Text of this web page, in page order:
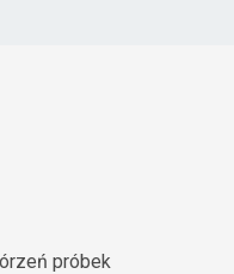
próbek